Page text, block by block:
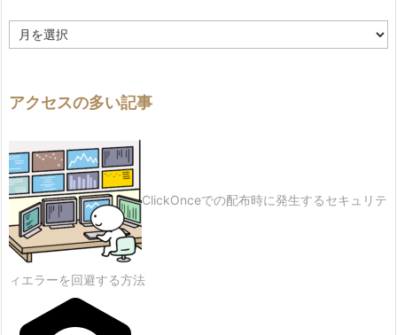
歴
アクセスの多い記事
ClickOnceでの配布時に発生するセキュリテ
ィエラーを回避する方法